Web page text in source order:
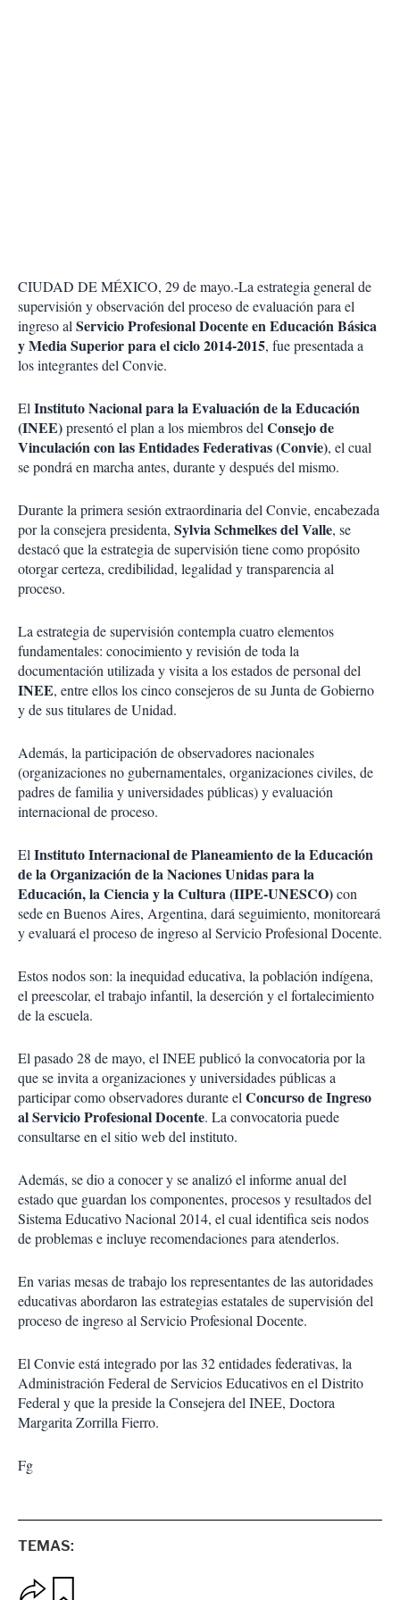
CIUDAD DE MÉXICO, 29 de mayo.-La estrategia general de
supervisión y observación del proceso de evaluación para el
ingreso alServicio Profesional Docente en Educación Básica
y Media Superior para el ciclo 2014-2015, fue presentada a
los integrantes del Convie.
ElInstituto Nacional para la Evaluación de la Educación
(INEE)presentó el plan a los miembros delConsejo de
Vinculación con las Entidades Federativas (Convie), el cual
se pondrá en marcha antes, durante y después del mismo.
Durante la primera sesión extraordinaria del Convie, encabezada
por la consejera presidenta, Sylvia Schmelkes del Valle, se
destacó que la estrategia de supervisión tiene como propósito
otorgar certeza, credibilidad, legalidad y transparencia al
proceso.
La estrategia de supervisión contempla cuatro elementos
fundamentales: conocimiento y revisión de toda la
documentación utilizada y visita a los estados de personal del
INEE, entre ellos los cinco consejeros de su Junta de Gobierno
y de sus titulares de Unidad.
Además, la participación de observadores nacionales
(organizaciones no gubernamentales, organizaciones civiles, de
padres de familia y universidades públicas) y evaluación
internacional de proceso.
ElInstituto Internacional de Planeamiento de la Educación
de la Organización de la Naciones Unidas para la
Educación, la Ciencia y la Cultura (IIPE-UNESCO)con
sede en Buenos Aires, Argentina, dará seguimiento, monitoreará
y evaluará el proceso de ingreso al Servicio Profesional Docente.
Estos nodos son: la inequidad educativa, la población indígena,
el preescolar, el trabajo infantil, la deserción y el fortalecimiento
de la escuela.
El pasado 28 de mayo, el INEE publicó la convocatoria por la
que se invita a organizaciones y universidades públicas a
participar como observadores durante elConcurso de Ingreso
al Servicio Profesional Docente. La convocatoria puede
consultarse en el sitio web del instituto.
Además, se dio a conocer y se analizó el informe anual del
estado que guardan los componentes, procesos y resultados del
Sistema Educativo Nacional 2014, el cual identifica seis nodos
de problemas e incluye recomendaciones para atenderlos.
En varias mesas de trabajo los representantes de las autoridades
educativas abordaron las estrategias estatales de supervisión del
proceso de ingreso al Servicio Profesional Docente.
El Convie está integrado por las 32 entidades federativas, la
Administración Federal de Servicios Educativos en el Distrito
Federal y que la preside la Consejera del INEE, Doctora
Margarita Zorrilla Fierro.
Fg
TEMAS: